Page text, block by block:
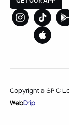
Copyright © SPIC
WebDrip